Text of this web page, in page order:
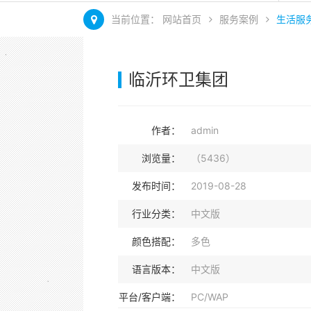
当前位置： 网站首页 服务案例 生活服
临沂环卫集团
作者： admin
浏览量： （5436）
发布时间： 2019-08-28
行业分类： 中文版
颜色搭配： 多色
语言版本： 中文版
平台/客户端： PC/WAP